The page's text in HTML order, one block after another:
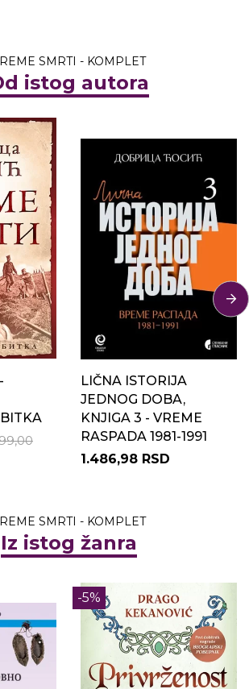
SMRTI - KOMPLET
istog autora
LIČNA ISTORIJA
JEDNOG DOBA,
KNJIGA 3 - VREME
RASPADA 1981-1991
1.486,98 RSD
SMRTI - KOMPLET
Iz istog žanra
-5%